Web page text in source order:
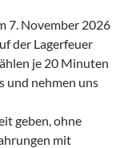
7. November 2026
der Lagerfeuer
je 20 Minuten
und nehmen uns
geben, ohne
mit